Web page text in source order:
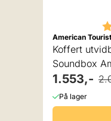
American
Koffert
Soundbox
1.553,-
På lager